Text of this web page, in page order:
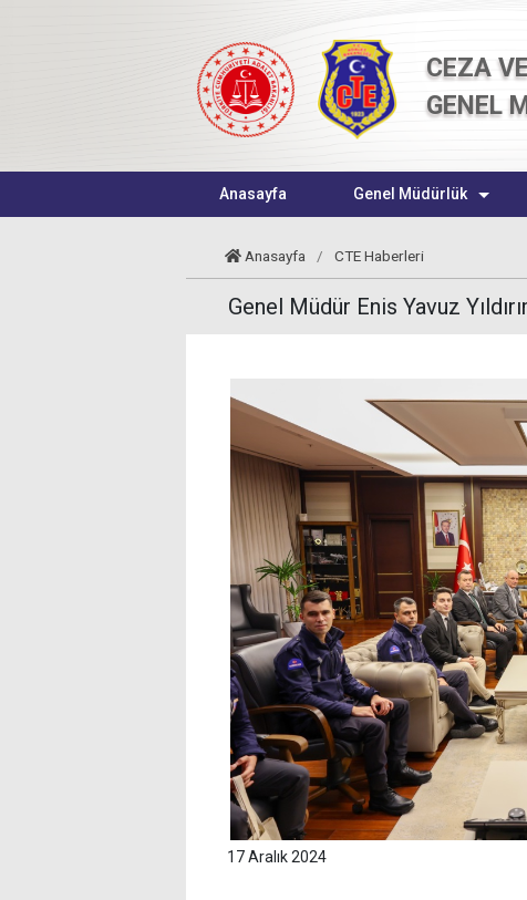
CEZA
GENEL
Anasayfa Genel Müdürlük
Anasayfa / CTE Haberleri
Genel Müdür Enis Yavuz
17 Aralık 2024